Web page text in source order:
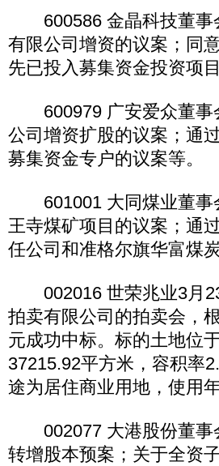
600586 金晶科技董事
有限公司增资的议案；同
先已投入募集资金投资项
600979 广安爱众董事
公司增资扩股的议案；通
募集资金专户的议案等。
601001 大同煤业董事
王寺煤矿项目的议案；通
任公司和准格尔旗华富煤
002016 世荣兆业3月23
拍卖有限公司的拍卖会，
元成功中标。标的土地位
37215.92平方米，容积率
途为居住商业用地，使用
002077 大港股份董事
转增股本预案；关于全资